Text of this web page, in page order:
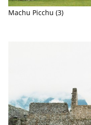
Machu Picchu (3)